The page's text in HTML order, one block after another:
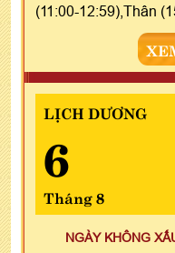
(11:00-12:59),Thân
LỊCH DƯƠNG
6
Tháng 8
NGÀY KHÔNG